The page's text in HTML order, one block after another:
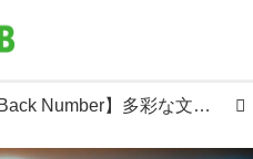
【Back Number】多彩な文化が集まる、新しいシティリゾート「ホテル コレクティブ」（那覇）